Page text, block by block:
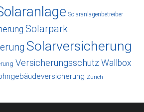
Solaranlagenbetreiber
Solarpark
Solarversicherung
Versicherungsschutz Wallbox
Zurich